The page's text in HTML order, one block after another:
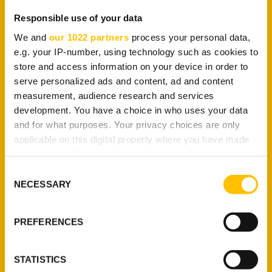
Responsible use of your data
We and our 1022 partners process your personal data,
e.g. your IP-number, using technology such as cookies to
store and access information on your device in order to
serve personalized ads and content, ad and content
measurement, audience research and services
development. You have a choice in who uses your data
and for what purposes. Your privacy choices are only
applicable on this digital property where you have made
the Privacy trigger icon.
Collect information about your geographical
meters
Selection
NECESSARY
PREFERENCES
STATISTICS
Зачем использовать
резидентныйVPN-
сервисом tuxlerVPN?